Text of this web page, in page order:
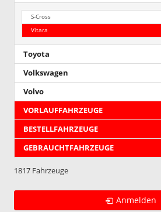
S-Cross
Vitara
Toyota
Volkswagen
Volvo
VORLAUFFAHRZEUGE
BESTELLFAHRZEUGE
GEBRAUCHTFAHRZEUGE
1817 Fahrzeuge
Anmelden